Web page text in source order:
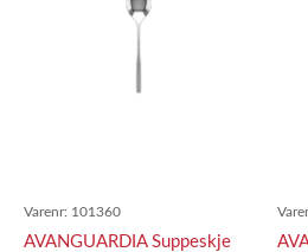
Varenr: 101360
AVANGUARDIA Suppeskje